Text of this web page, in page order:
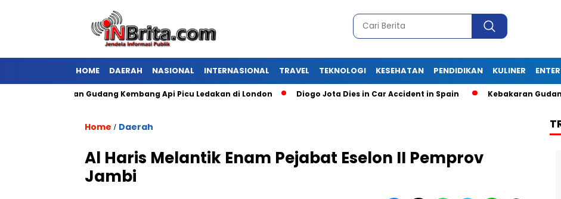
HOME DAERAH NASIONAL INTERNASIONAL TRAVEL TEKNOLOGI KESEHATAN PENDIDIKAN KULINER
Kebakaran Gudang Kembang Api Picu Ledakan di London Diogo Jota Dies in Car Accident in Spain Kebakaran Gudang
Home / Daerah
Al Haris Melantik Enam Pejabat Eselon II Pemprov
Jambi